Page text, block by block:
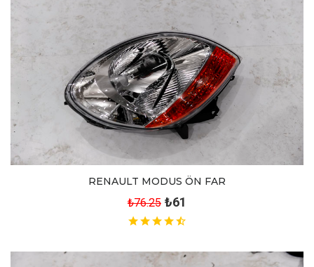
RENAULT MODUS ÖN FAR
₺76.25 ₺61